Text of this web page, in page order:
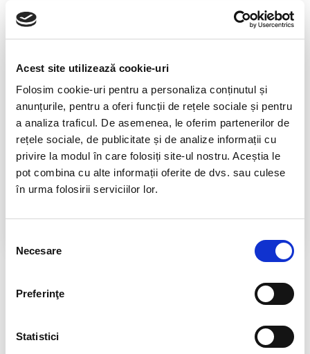
Acest site utilizează cookie-uri
Folosim cookie-uri pentru a personaliza conținutul și
anunțurile, pentru a oferi funcții de rețele sociale și pentru
a analiza traficul. De asemenea, le oferim partenerilor de
rețele sociale, de publicitate și de analize informații cu
privire la modul în care folosiți site-ul nostru. Aceștia le
pot combina cu alte informații oferite de dvs. sau culese
în urma folosirii serviciilor lor.
consimțământului
Necesare
Preferinţe
Statistici
0725.542.038
TRANSPORT GRATUIT
CALITATE PRODUSE
atent selectionate
RETURNARE PRODUSE
Veti primi un produs asemanator cu cele 5 din imagine.
Dimensiune : aproximativ 2 -2,5 cm